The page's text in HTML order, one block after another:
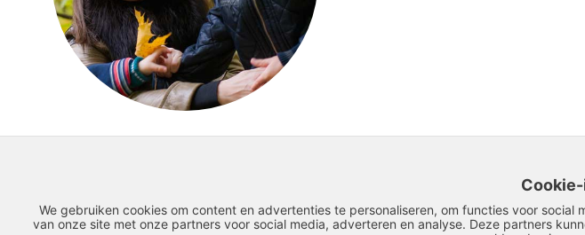
We gebruiken cookies om content en advertenties te personaliseren, om functies voor
van onze site met onze partners voor social media, adverteren en analyse. Deze partners